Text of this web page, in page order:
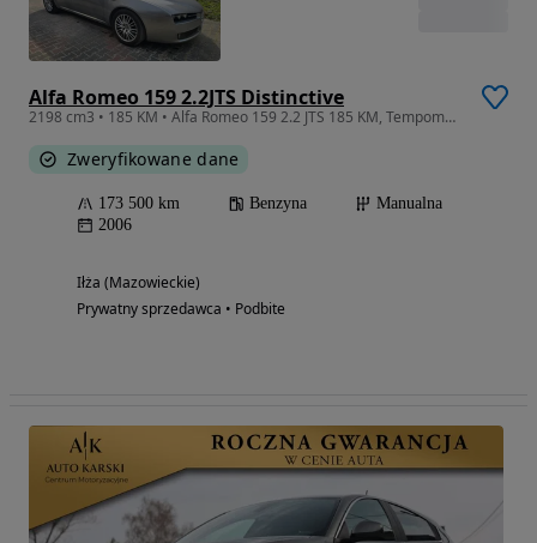
Alfa Romeo 159 2.2JTS Distinctive
2198 cm3 • 185 KM • Alfa Romeo 159 2.2 JTS 185 KM, Tempomat, Klimatronik, OC i przegląd
Zweryfikowane dane
173 500 km Benzyna
Manualna
2006
Iłża (Mazowieckie)
Prywatny sprzedawca • Podbite